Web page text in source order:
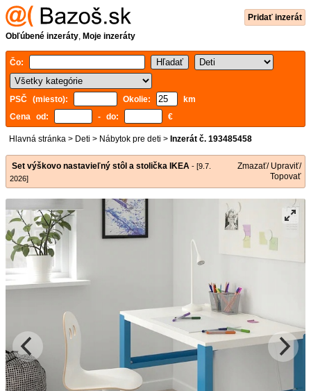
Pridať inzerát
Obľúbené inzeráty, Moje inzeráty
Čo:
PSČ (miesto): Okolie:
km
Cena od:
- do: €
Hlavná stránka > Deti > Nábytok pre deti > Inzerát č. 193485458
Set výškovo nastavieľný stôl a stolička IKEA - [9.7.
2026]
Zmazať/ Upraviť/
Topovať